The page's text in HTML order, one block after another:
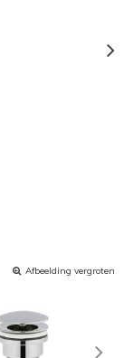
Afbeelding vergroten